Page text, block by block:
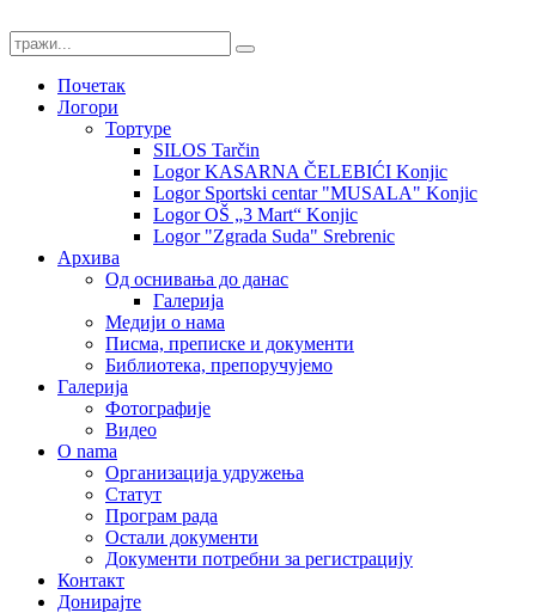
Почетак
Логори
Тортуре
SILOS Tarčin
Logor KASARNA ČELEBIĆI Konjic
Logor Sportski centar "MUSALA" Konjic
Logor OŠ „3 Mart“ Konjic
Logor "Zgrada Suda" Srebrenic
Архива
Од оснивања до данас
Галерија
Медији о нама
Писма, преписке и документи
Библиотека, препоручујемо
Галерија
Фотографије
Видео
O nama
Организација удружења
Статут
Програм рада
Остали документи
Документи потребни за регистрацију
Контакт
Донирајте